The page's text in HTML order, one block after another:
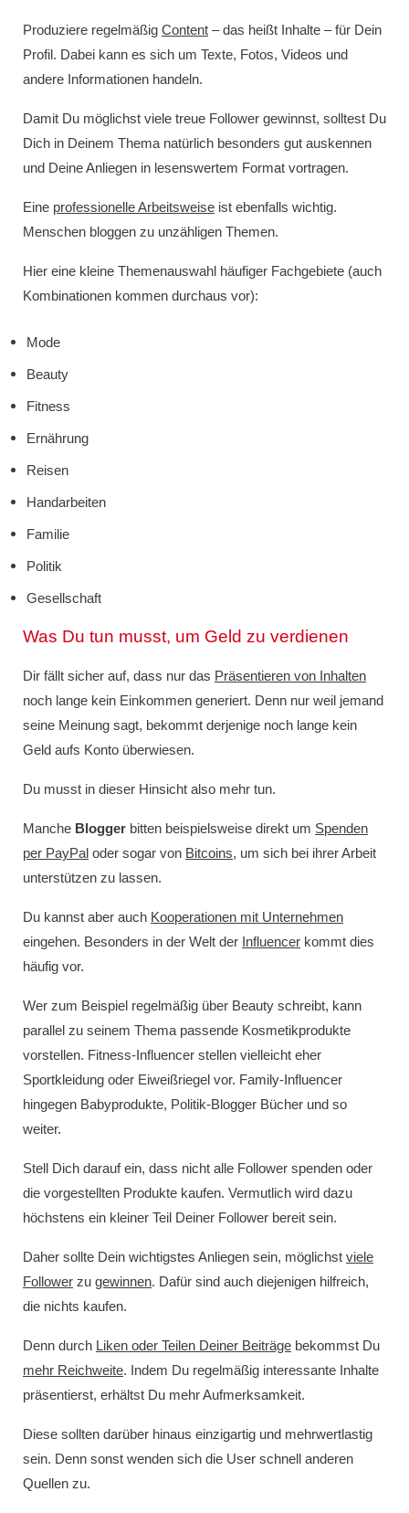
Produziere regelmäßig Content – das heißt Inhalte – für Dein
Profil. Dabei kann es sich um Texte, Fotos, Videos und
andere Informationen handeln.
Damit Du möglichst viele treue Follower gewinnst, solltest Du
Dich in Deinem Thema natürlich besonders gut auskennen
und Deine Anliegen in lesenswertem Format vortragen.
Eine professionelle Arbeitsweise ist ebenfalls wichtig.
Menschen bloggen zu unzähligen Themen.
Hier eine kleine Themenauswahl häufiger Fachgebiete (auch
Kombinationen kommen durchaus vor):
Mode
Beauty
Fitness
Ernährung
Reisen
Handarbeiten
Familie
Politik
Gesellschaft
Was Du tun musst, um Geld zu verdienen
Dir fällt sicher auf, dass nur das Präsentieren von Inhalten
noch lange kein Einkommen generiert. Denn nur weil jemand
seine Meinung sagt, bekommt derjenige noch lange kein
Geld aufs Konto überwiesen.
Du musst in dieser Hinsicht also mehr tun.
Manche Blogger bitten beispielsweise direkt um Spenden
per PayPal oder sogar von Bitcoins, um sich bei ihrer Arbeit
unterstützen zu lassen.
Du kannst aber auch Kooperationen mit Unternehmen
eingehen. Besonders in der Welt der Influencer kommt dies
häufig vor.
Wer zum Beispiel regelmäßig über Beauty schreibt, kann
parallel zu seinem Thema passende Kosmetikprodukte
vorstellen. Fitness-Influencer stellen vielleicht eher
Sportkleidung oder Eiweißriegel vor. Family-Influencer
hingegen Babyprodukte, Politik-Blogger Bücher und so
weiter.
Stell Dich darauf ein, dass nicht alle Follower spenden oder
die vorgestellten Produkte kaufen. Vermutlich wird dazu
höchstens ein kleiner Teil Deiner Follower bereit sein.
Daher sollte Dein wichtigstes Anliegen sein, möglichst viele
Follower zu gewinnen. Dafür sind auch diejenigen hilfreich,
die nichts kaufen.
Denn durch Liken oder Teilen Deiner Beiträge bekommst Du
mehr Reichweite. Indem Du regelmäßig interessante Inhalte
präsentierst, erhältst Du mehr Aufmerksamkeit.
Diese sollten darüber hinaus einzigartig und mehrwertlastig
sein. Denn sonst wenden sich die User schnell anderen
Quellen zu.